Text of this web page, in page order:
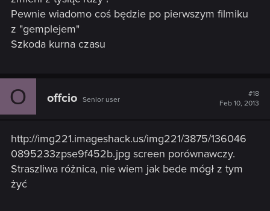
Pewnie wiadomo coś będzie po pierwszym filmiku
z "gemplejem"
Szkoda kurna czasu
O offcio Senior user
#18
Feb 10, 2013
http://img221.imageshack.us/img221/3875/136046
0895233zpse9f452b.jpg screen porównawczy.
Straszliwa różnica, nie wiem jak bede mógł z tym
żyć